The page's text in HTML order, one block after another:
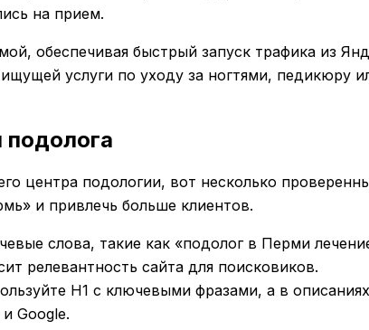
на прием.
обеспечивая быстрый запуск трафика из
услуги по уходу за ногтями, педикюру
подолога
центра подологии, вот несколько
и привлечь больше клиентов.
слова, такие как «подолог в Перми
релевантность сайта для поисковиков.
H1 с ключевыми фразами, а в
Google.